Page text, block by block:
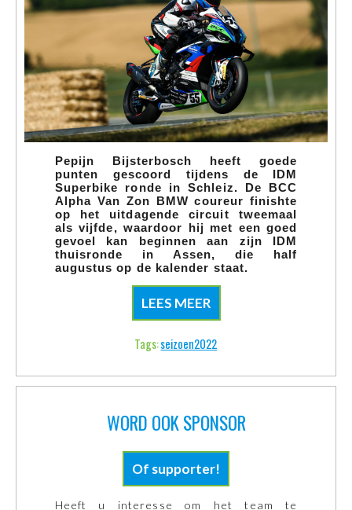
Pepijn Bijsterbosch heeft goede
punten gescoord tijdens de IDM
Superbike ronde in Schleiz. De BCC
Alpha Van Zon BMW coureur finishte
op het uitdagende circuit tweemaal
als vijfde, waardoor hij met een goed
gevoel kan beginnen aan zijn IDM
thuisronde in Assen, die half
augustus op de kalender staat.
LEES MEER
Tags:seizoen2022
WORD OOK SPONSOR
Of supporter!
ondersteunen? Wij hebben diverse
sponsorpakketten en kunnen
Dit bespreken wij graag in een persoonlijk
Stuur een mail en dan neemt Pepijn zo
snel mogelijk contact met u op.